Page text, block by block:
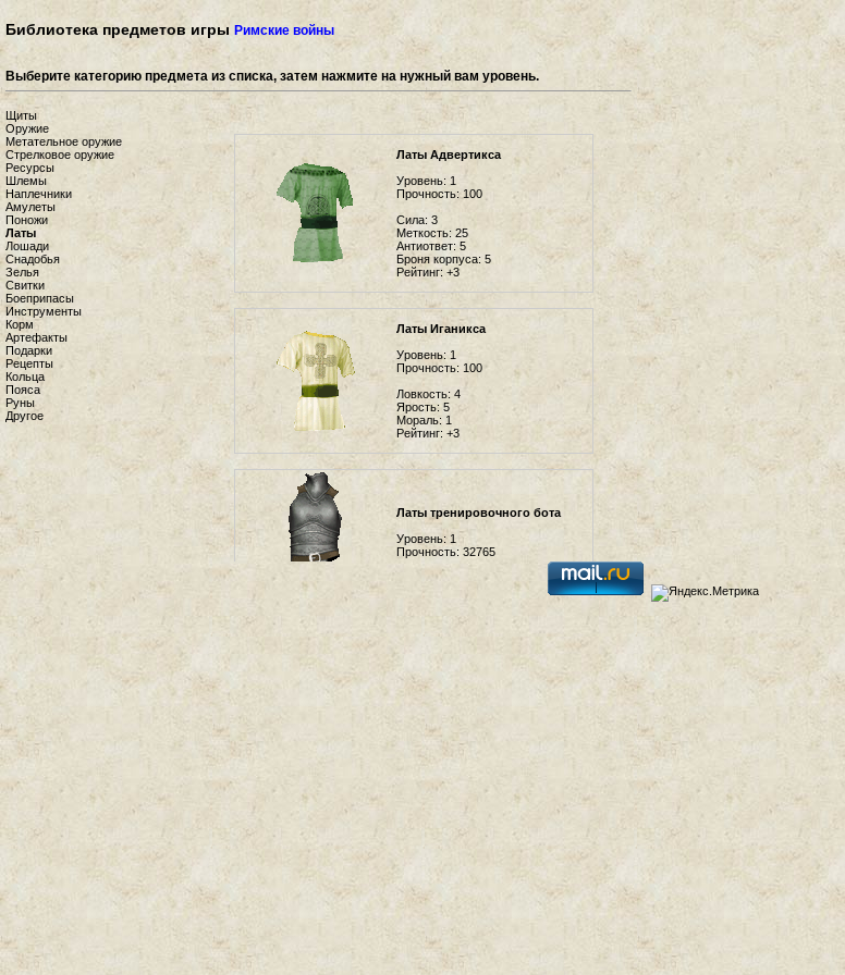
Библиотека предметов игры Римские войны
Выберите категорию предмета из списка, затем нажмите на нужный вам уровень.
Щиты
Оружие
Метательное оружие
Стрелковое оружие
Ресурсы
Шлемы
Наплечники
Амулеты
Поножи
Латы
Лошади
Снадобья
Зелья
Свитки
Боеприпасы
Инструменты
Корм
Артефакты
Подарки
Рецепты
Кольца
Пояса
Руны
Другое
Латы Адвертикса
Уровень: 1
Прочность: 100
Сила: 3
Меткость: 25
Антиответ: 5
Броня корпуса: 5
Рейтинг: +3
Латы Иганикса
Уровень: 1
Прочность: 100
Ловкость: 4
Ярость: 5
Мораль: 1
Рейтинг: +3
Латы тренировочного бота
Уровень: 1
Прочность: 32765
Прочность:
Реакция:
Меткость:
Рейтинг:
Уровень:
Удача:
Меткость:
Рейтинг: